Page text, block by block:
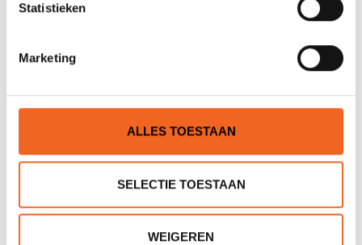
Statistieken
Marketing
ALLES TOESTAAN
SELECTIE TOESTAAN
WEIGEREN
GERELATEERDE PRODUCTEN
P&H VIRGO MV, SCHEG,
NORTH SHORE ASPECT